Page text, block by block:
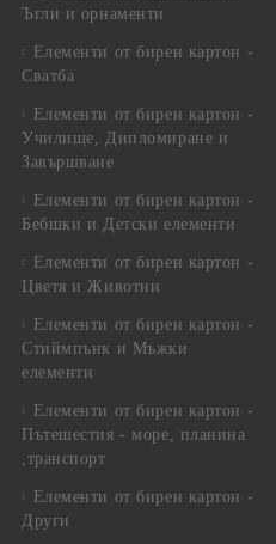
Ъгли и орнаменти
Елементи от бирен картон -
Сватба
Елементи от бирен картон -
Училище, Дипломиране и
Завършване
Елементи от бирен картон -
Бебшки и Детски елементи
Елементи от бирен картон -
Цветя и Животни
Елементи от бирен картон -
Стиймпънк и Мъжки
елементи
Елементи от бирен картон -
Пътешестия - море, планина
,транспорт
Елементи от бирен картон -
Други